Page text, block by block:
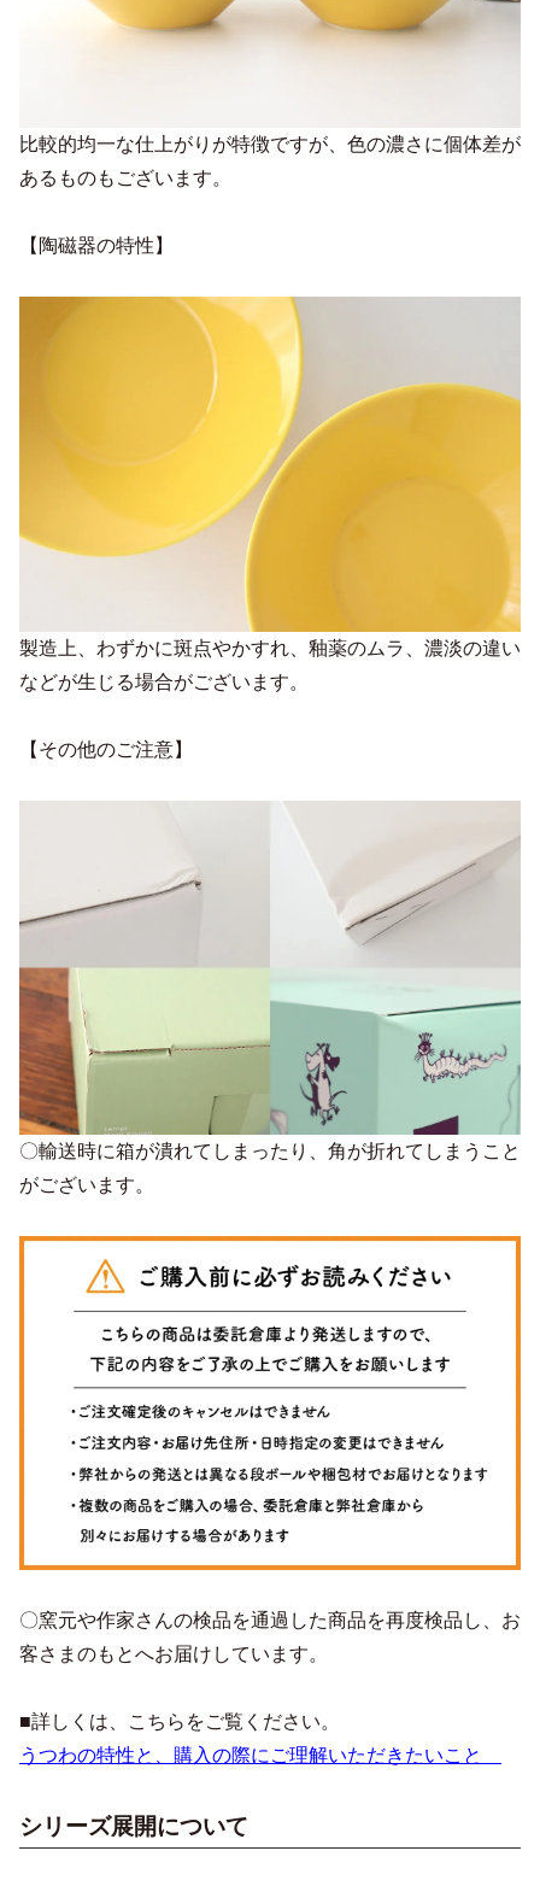
比較的均一な仕上がりが特徴ですが、色の濃さに個体差が
あるものもございます。
【陶磁器の特性】
製造上、わずかに斑点やかすれ、釉薬のムラ、濃淡の違い
などが生じる場合がございます。
【その他のご注意】
〇輸送時に箱が潰れてしまったり、角が折れてしまうこと
がございます。
〇窯元や作家さんの検品を通過した商品を再度検品し、お
客さまのもとへお届けしています。
■詳しくは、こちらをご覧ください。
うつわの特性と、購入の際にご理解いただきたいこと
シリーズ展開について